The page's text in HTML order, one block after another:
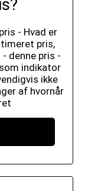
- Hvad er
pris,
denne pris -
indikator
ikke
af hvornår